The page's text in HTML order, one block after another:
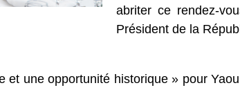
abriter ce rendez-
Président de la
une opportunité historique » pour